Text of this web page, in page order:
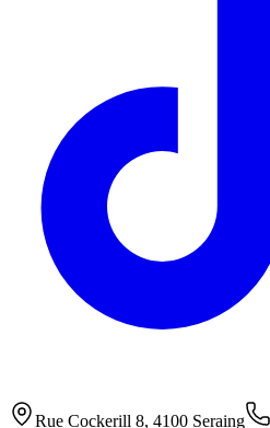
Rue Cockerill 8, 4100 Seraing